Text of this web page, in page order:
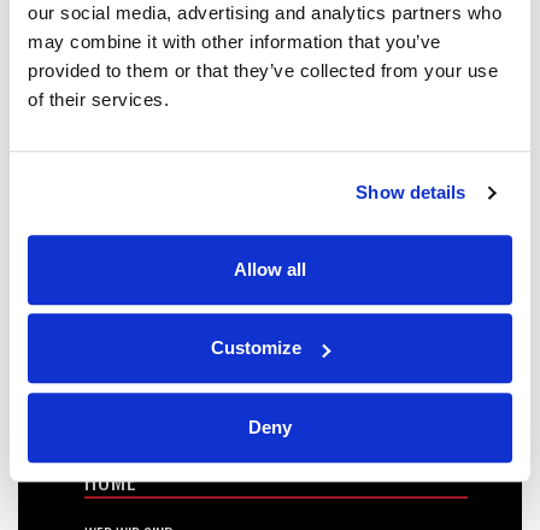
our social media, advertising and analytics partners who
may combine it with other information that you’ve
provided to them or that they’ve collected from your use
of their services.
Show details
Allow all
Customize
Deny
HOME